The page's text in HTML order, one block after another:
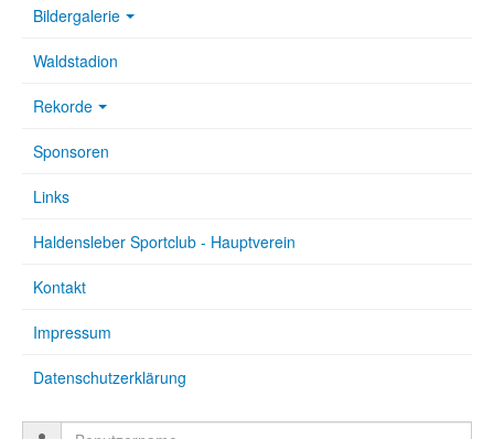
Bildergalerie
Waldstadion
Rekorde
Sponsoren
Links
Haldensleber Sportclub - Hauptverein
Kontakt
Impressum
Datenschutzerklärung